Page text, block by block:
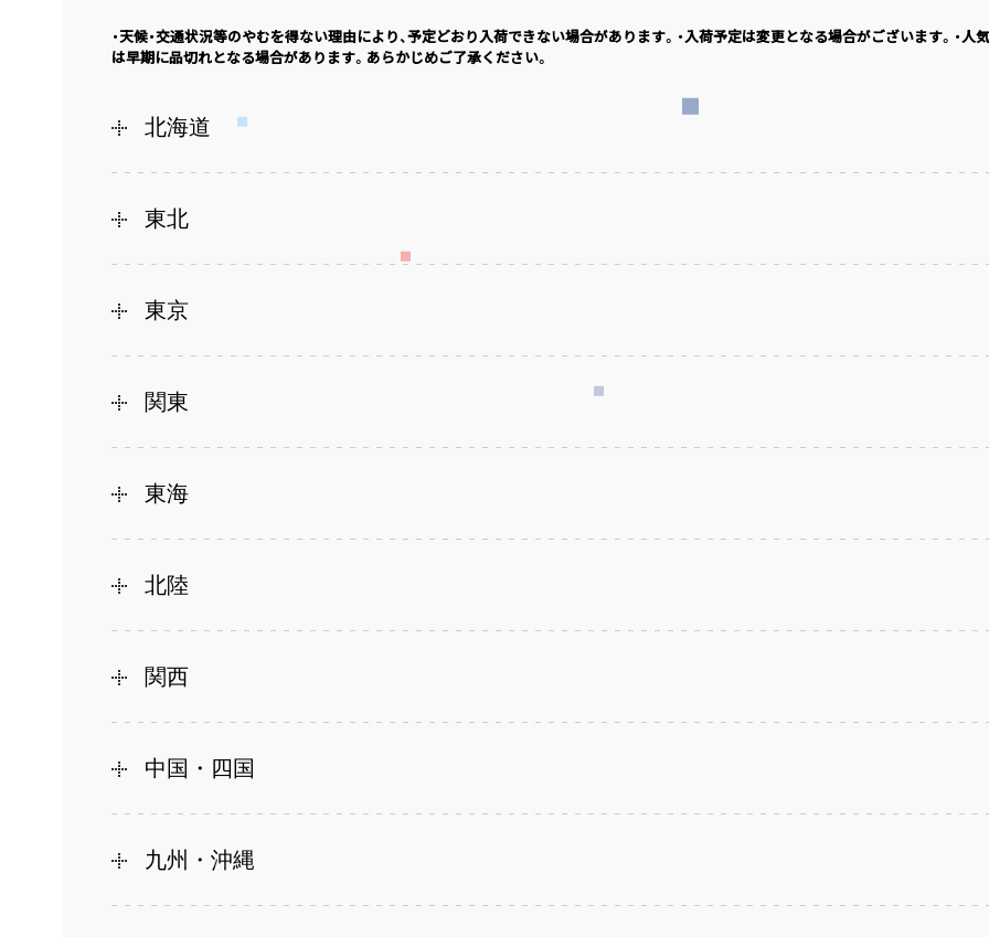
・天候・交通状況等のやむを得ない理由により、予定どおり入荷できない場合があります。・入荷予定は変更となる場合がございます。・人
は早期に品切れとなる場合があります。あらかじめご了承ください。
北海道
東北
東京
関東
東海
北陸
関西
中国・四国
九州・沖縄